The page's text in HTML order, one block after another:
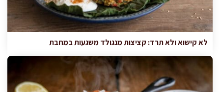
לא קישוא ולא תרד: קציצות מנגולד משגעות במחבת